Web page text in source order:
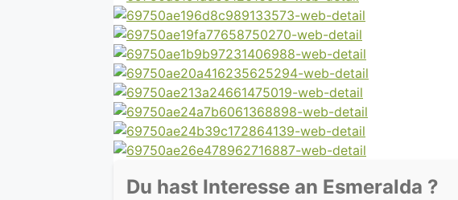
Du hast Interesse an Esmeralda ?